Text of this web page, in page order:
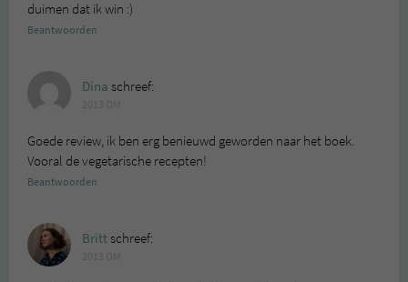
duimen dat ik win :)
Beantwoorden
Dina schreef:
Goede review, ik ben erg benieuwd geworden naar het boek.
Vooral de vegetarische recepten!
Beantwoorden
Brittschreef: